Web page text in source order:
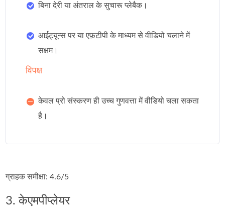
बिना देरी या अंतराल के सुचारू प्लेबैक।
आईट्यून्स पर या एफ़टीपी के माध्यम से वीडियो चलाने में
सक्षम।
विपक्ष
केवल प्रो संस्करण ही उच्च गुणवत्ता में वीडियो चला सकता
है।
ग्राहक समीक्षा: 4.6/5
3. केएमपीप्लेयर